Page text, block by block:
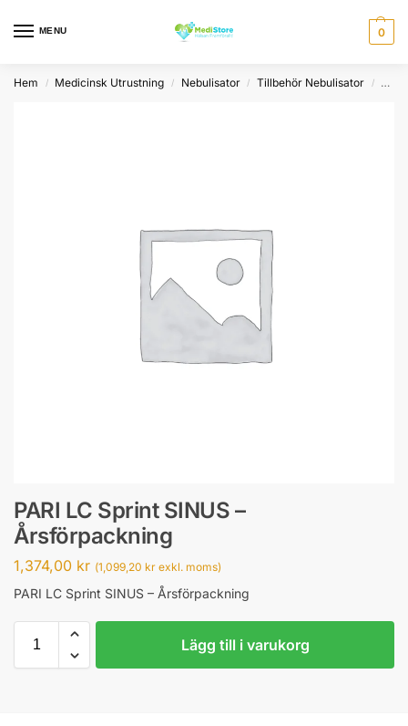
MENU 0
Hem / Medicinsk Utrustning / Nebulisator / Tillbehör Nebulisator /
PARI LC Sprint SINUS –
Årsförpackning
1,374,00 kr (1,099,20 kr exkl. moms)
PARI LC Sprint SINUS – Årsförpackning
Lägg till i varukorg